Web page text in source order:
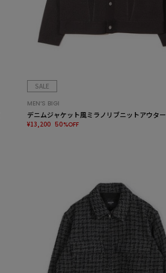
SALE
MEN’S BIGI
デニムジャケット風ミラノリブニットアウター
¥13,200 50%OFF